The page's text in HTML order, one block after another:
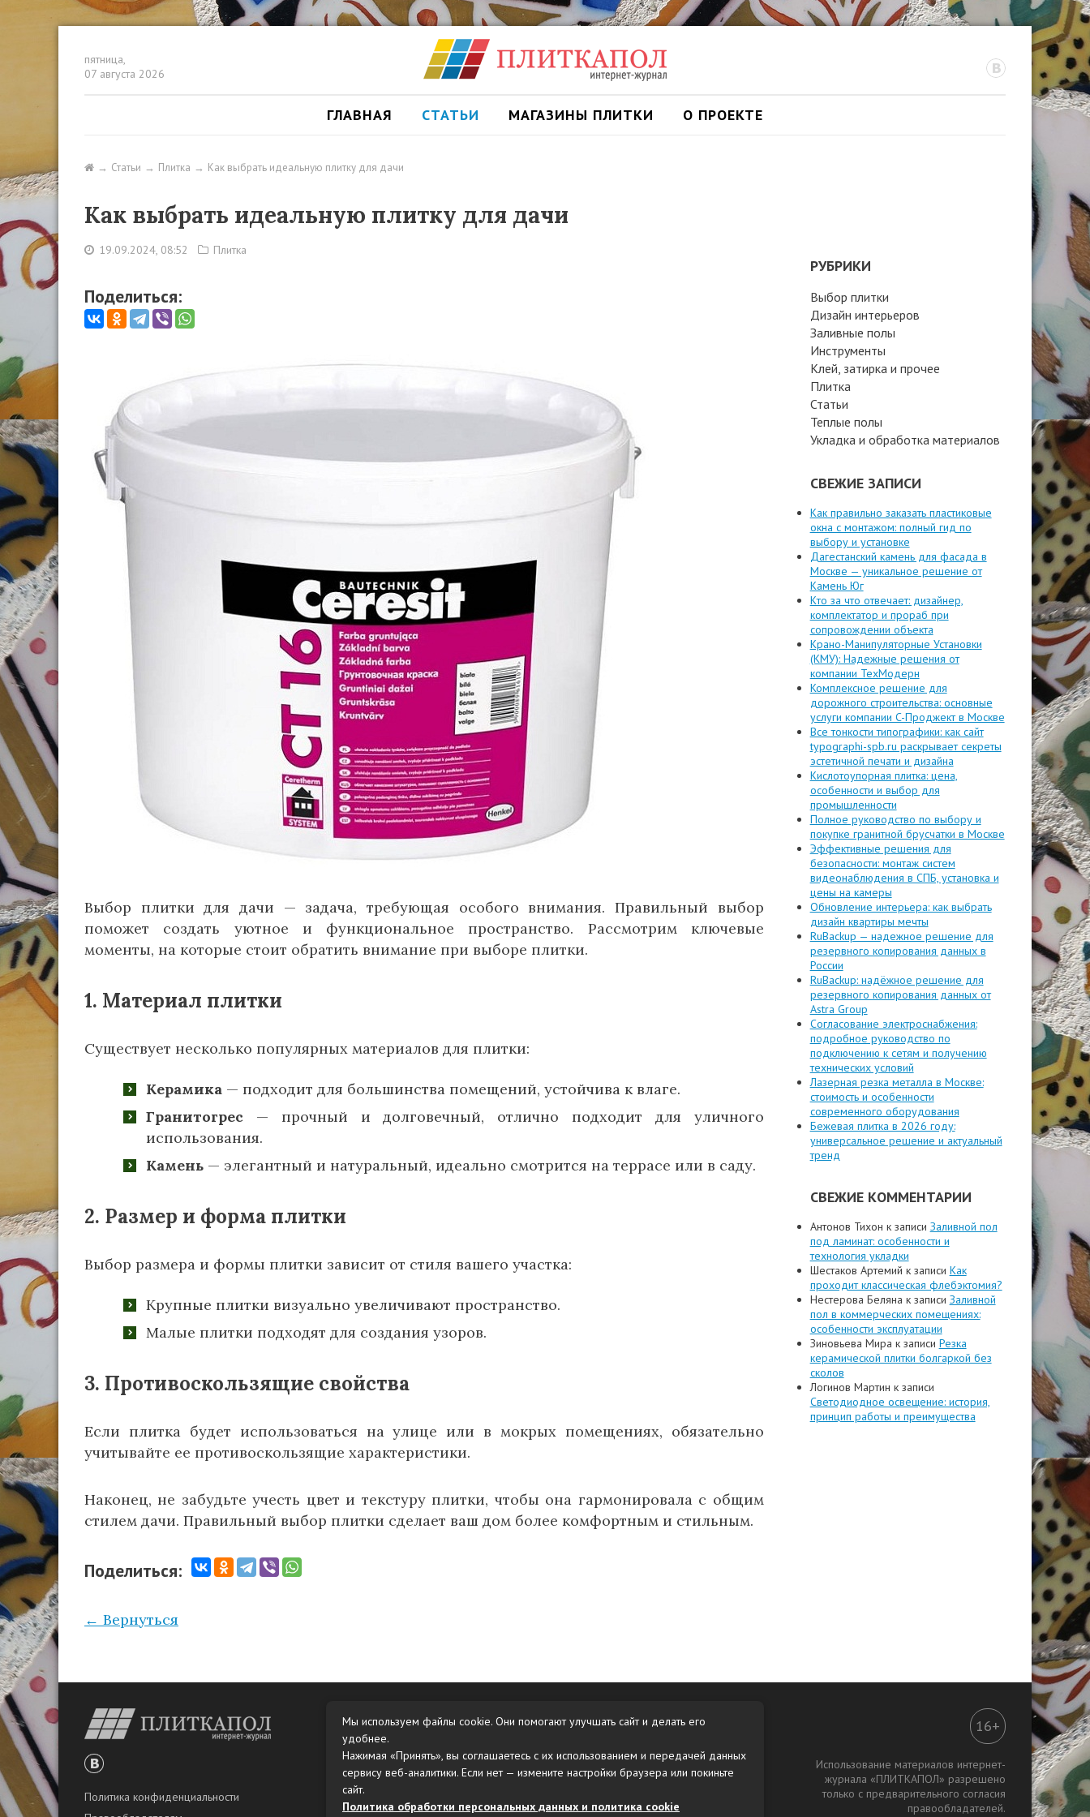
пятница,
07 августа 2026
ГЛАВНАЯ СТАТЬИ МАГАЗИНЫ ПЛИТКИ О ПРОЕКТЕ
Статьи Плитка Как выбрать идеальную плитку для дачи
Как выбрать идеальную плитку для дачи
19.09.2024, 08:52 Плитка
Поделиться:
Выбор плитки для дачи — задача, требующая особого внимания. Правильный выбор
поможет создать уютное и функциональное пространство. Рассмотрим ключевые
моменты, на которые стоит обратить внимание при выборе плитки.
1. Материал плитки
Существует несколько популярных материалов для плитки:
Керамика — подходит для большинства помещений, устойчива к влаге.
Гранитогрес — прочный и долговечный, отлично подходит для уличного
использования.
Камень — элегантный и натуральный, идеально смотрится на террасе или в саду.
2. Размер и форма плитки
Выбор размера и формы плитки зависит от стиля вашего участка:
Крупные плитки визуально увеличивают пространство.
Малые плитки подходят для создания узоров.
3. Противоскользящие свойства
Если плитка будет использоваться на улице или в мокрых помещениях, обязательно
учитывайте ее противоскользящие характеристики.
Наконец, не забудьте учесть цвет и текстуру плитки, чтобы она гармонировала с общим
стилем дачи. Правильный выбор плитки сделает ваш дом более комфортным и стильным.
Поделиться:
← Вернуться
РУБРИКИ
Выбор плитки
Дизайн интерьеров
Заливные полы
Инструменты
Клей, затирка и прочее
Плитка
Статьи
Теплые полы
Укладка и обработка материалов
СВЕЖИЕ ЗАПИСИ
Как правильно заказать пластиковые
окна с монтажом: полный гид по
выбору и установке
Дагестанский камень для фасада в
Москве — уникальное решение от
Камень Юг
Кто за что отвечает: дизайнер,
комплектатор и прораб при
сопровождении объекта
Крано-Манипуляторные Установки
(КМУ): Надежные решения от
компании ТехМодерн
Комплексное решение для
дорожного строительства: основные
услуги компании C-Проджект в Москве
Все тонкости типографики: как сайт
typographi-spb.ru раскрывает секреты
эстетичной печати и дизайна
Кислотоупорная плитка: цена,
особенности и выбор для
промышленности
Полное руководство по выбору и
покупке гранитной брусчатки в Москве
Эффективные решения для
безопасности: монтаж систем
видеонаблюдения в СПБ, установка и
цены на камеры
Обновление интерьера: как выбрать
дизайн квартиры мечты
RuBackup — надежное решение для
резервного копирования данных в
России
RuBackup: надёжное решение для
резервного копирования данных от
Astra Group
Согласование электроснабжения:
подробное руководство по
подключению к сетям и получению
технических условий
Лазерная резка металла в Москве:
стоимость и особенности
современного оборудования
Бежевая плитка в 2026 году:
универсальное решение и актуальный
тренд
СВЕЖИЕ КОММЕНТАРИИ
Антонов Тихон к записи Заливной пол
под ламинат: особенности и
технология укладки
Шестаков Артемий к записи Как
проходит классическая флебэктомия?
Нестерова Беляна к записи Заливной
пол в коммерческих помещениях:
особенности эксплуатации
Зиновьева Мира к записи Резка
керамической плитки болгаркой без
сколов
Логинов Мартин к записи
Светодиодное освещение: история,
принцип работы и преимущества
Политика конфиденциальности
16+
Использование материалов интернет-
журнала «ПЛИТКАПОЛ» разрешено
только с предварительного согласия
правообладателей.
Мы используем файлы cookie. Они помогают улучшать сайт и делать его
удобнее.
Нажимая «Принять», вы соглашаетесь с их использованием и передачей данных
сервису веб-аналитики. Если нет — измените настройки браузера или покиньте
сайт.
Политика обработки персональных данных и политика cookie